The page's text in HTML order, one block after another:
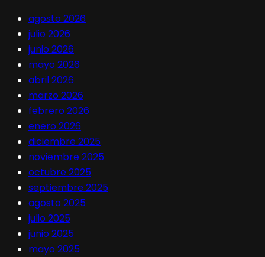
agosto 2026
julio 2026
junio 2026
mayo 2026
abril 2026
marzo 2026
febrero 2026
enero 2026
diciembre 2025
noviembre 2025
octubre 2025
septiembre 2025
agosto 2025
julio 2025
junio 2025
mayo 2025